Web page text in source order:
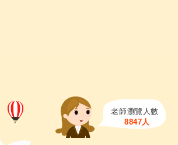
老師瀏覽人數
8847人